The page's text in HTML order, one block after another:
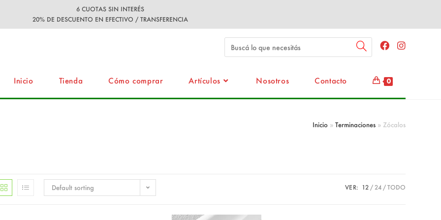
6 CUOTAS SIN INTERÉS
20% DE DESCUENTO EN EFECTIVO / TRANSFERENCIA
Inicio Tienda Cómo comprar Artículos Nosotros Contacto 0
Inicio » Terminaciones » Zócalos
Default sorting VER: 12 24 TODO